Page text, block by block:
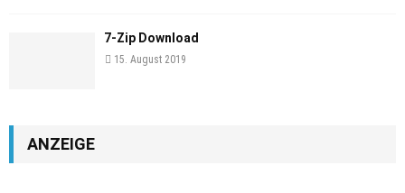
7-Zip Download
15. August 2019
ANZEIGE